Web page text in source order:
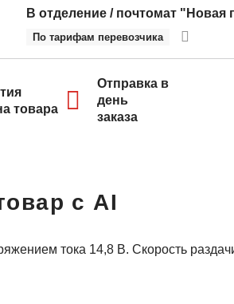
В отделение / почтомат "Новая
По тарифам перевозчика
товара
Отправка в
день
заказа
с AI
тока 14,8 В. Скорость